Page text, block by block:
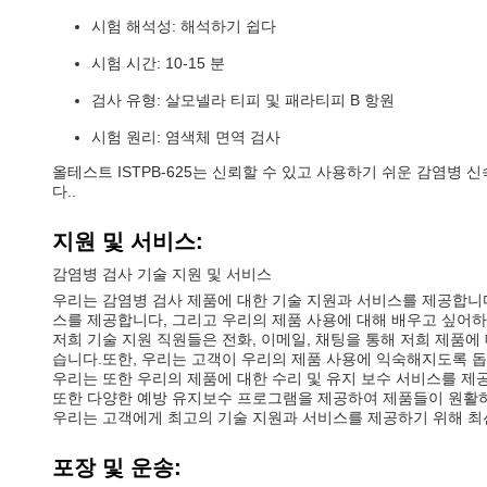
시험 해석성: 해석하기 쉽다
시험 시간: 10-15 분
검사 유형: 살모넬라 티피 및 패라티피 B 항원
시험 원리: 염색체 면역 검사
올테스트 ISTPB-625는 신뢰할 수 있고 사용하기 쉬운 감염병
다..
지원 및 서비스:
감염병 검사 기술 지원 및 서비스
우리는 감염병 검사 제품에 대한 기술 지원과 서비스를 제공합
스를 제공합니다, 그리고 우리의 제품 사용에 대해 배우고 싶어
저희 기술 지원 직원들은 전화, 이메일, 채팅을 통해 저희 제품
습니다.또한, 우리는 고객이 우리의 제품 사용에 익숙해지도록
우리는 또한 우리의 제품에 대한 수리 및 유지 보수 서비스를
또한 다양한 예방 유지보수 프로그램을 제공하여 제품들이 원
우리는 고객에게 최고의 기술 지원과 서비스를 제공하기 위해
포장 및 운송: